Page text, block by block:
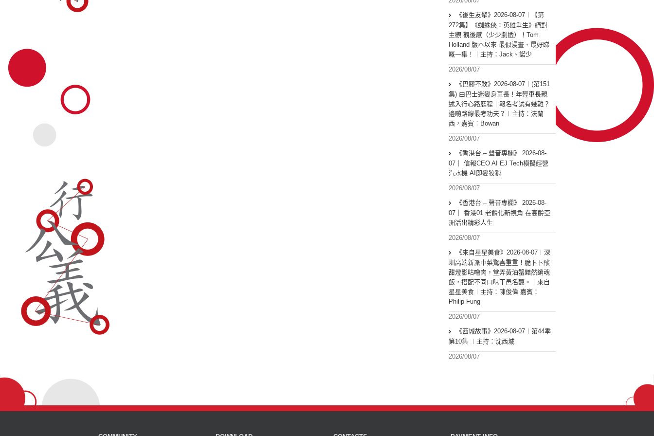
《後生友聚》2026-08-07︱【第
272集】《蜘蛛俠：英雄重生》絕對
主觀 觀後感（少少劇透）！Tom
Holland 版本以來 最似漫畫、最好睇
嘅一集！｜主持：Jack、諾少
2026/08/07
《巴膠不敗》2026-08-07︱(第151
集) 由巴士迷變身車長！年輕車長親
述入行心路歷程｜報名考試有幾難？
邊啲路線最考功夫？︱主持：法蘭
西，嘉賓︰Bowan
2026/08/07
《香港台 – 聲音專欄》 2026-08-
07｜ 信報CEO AI EJ Tech模擬經營
汽水機 AI即變狡猾
2026/08/07
《香港台 – 聲音專欄》 2026-08-
07｜ 香港01 老齡化新視角 在高齡亞
洲活出精彩人生
2026/08/07
《來自星星美食》2026-08-07︱深
圳高端新派中菜驚喜重重！脆卜卜酸
甜燈影咕嚕肉，堂弄黃油蟹黯然銷魂
飯，搭配不同口味干邑名釀。︱來自
星星美食︱主持：陳俊偉 嘉賓：
Philip Fung
2026/08/07
《西城故事》2026-08-07︱第44季
第10集 ︱主持：沈西城
2026/08/07